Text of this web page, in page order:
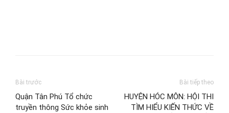
Bài trước
Quận Tân Phú Tổ chức
truyền thông Sức khỏe sinh
Bài tiếp theo
HUYỆN HÓC MÔN: HỘI THI
TÌM HIỂU KIẾN THỨC VỀ